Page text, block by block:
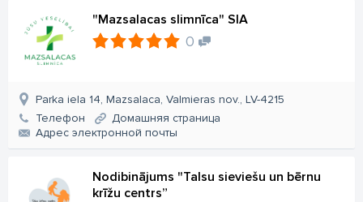
"Mazsalacas slimnīca" SIA
0
Parka iela 14, Mazsalaca, Valmieras nov., LV-4215
Телефон
Домашняя страница
Aдрес электронной почты
Nodibinājums "Talsu sieviešu un bērnu
krīžu centrs”